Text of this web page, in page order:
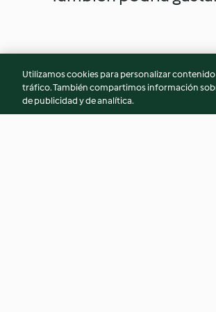
Utilizamos cookies para personalizar
tráfico. También compartimos información
de publicidad y de analítica.